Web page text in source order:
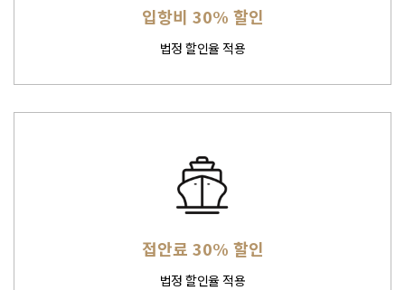
입항비 30% 할인
법정 할인율 적용
접안료 30% 할인
법정 할인율 적용